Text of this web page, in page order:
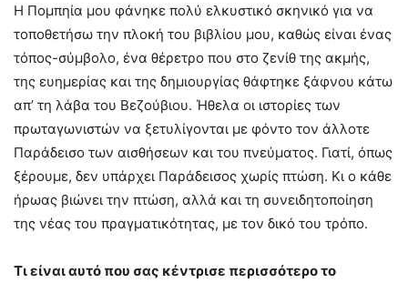
Η Πομπηία μου φάνηκε πολύ ελκυστικό σκηνικό για να
τοποθετήσω την πλοκή του βιβλίου μου, καθώς είναι ένας
τόπος-σύμβολο, ένα θέρετρο που στο ζενίθ της ακμής,
της ευημερίας και της δημιουργίας θάφτηκε ξάφνου κάτω
απ’ τη λάβα του Βεζούβιου. Ήθελα οι ιστορίες των
πρωταγωνιστών να ξετυλίγονται με φόντο τον άλλοτε
Παράδεισο των αισθήσεων και του πνεύματος. Γιατί, όπως
ξέρουμε, δεν υπάρχει Παράδεισος χωρίς πτώση. Κι ο κάθε
ήρωας βιώνει την πτώση, αλλά και τη συνειδητοποίηση
της νέας του πραγματικότητας, με τον δικό του τρόπο.
Τι είναι αυτό που σας κέντρισε περισσότερο το